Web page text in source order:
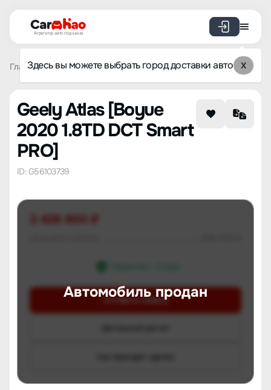
Агрегатор авто под заказ
Здесь вы можете выбрать город доставки авто X
Главная Список брендов Geely Atlas Boyue 2020
Geely Atlas [Boyue
2020 1.8TD DCT Smart
PRO]
ID: G56103739
Автомобиль продан
3 428 800 ₽
Оставить заявку